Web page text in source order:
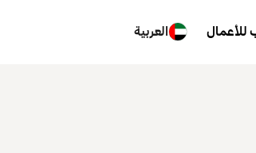
للأعمال العربية